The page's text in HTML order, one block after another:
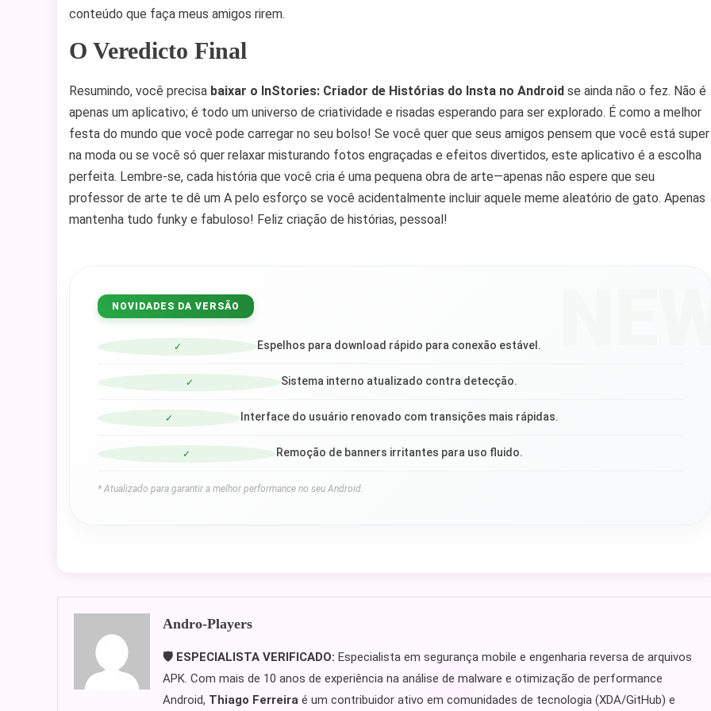
conteúdo que faça meus amigos rirem.
O Veredicto Final
Resumindo, você precisa baixar o InStories: Criador de Histórias do Insta no Android se ainda não o fez. Não é
apenas um aplicativo; é todo um universo de criatividade e risadas esperando para ser explorado. É como a melhor
festa do mundo que você pode carregar no seu bolso! Se você quer que seus amigos pensem que você está super
na moda ou se você só quer relaxar misturando fotos engraçadas e efeitos divertidos, este aplicativo é a escolha
perfeita. Lembre-se, cada história que você cria é uma pequena obra de arte—apenas não espere que seu
professor de arte te dê um A pelo esforço se você acidentalmente incluir aquele meme aleatório de gato. Apenas
mantenha tudo funky e fabuloso! Feliz criação de histórias, pessoal!
NOVIDADES DA VERSÃO
✓ Espelhos para download rápido para conexão estável.
✓ Sistema interno atualizado contra detecção.
✓ Interface do usuário renovado com transições mais rápidas.
✓ Remoção de banners irritantes para uso fluido.
* Atualizado para garantir a melhor performance no seu Android.
Andro-Players
🛡️ ESPECIALISTA VERIFICADO: Especialista em segurança mobile e engenharia reversa de arquivos
APK. Com mais de 10 anos de experiência na análise de malware e otimização de performance
Android, Thiago Ferreiraé um contribuidor ativo em comunidades de tecnologia (XDA/GitHub) e